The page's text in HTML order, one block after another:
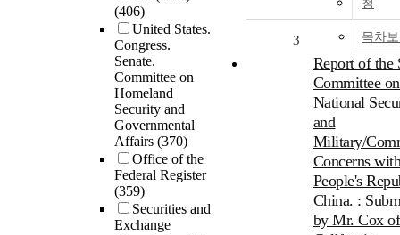
(406)
United States.
Congress.
Senate.
Committee on
Homeland
Security and
Governmental
Affairs (370)
Office of the
Federal Register
(359)
Securities and
Exchange
청
목차
3
Report of the
Committee
National
and
Military/
Concerns
People's
China. :
by Mr. Cox of